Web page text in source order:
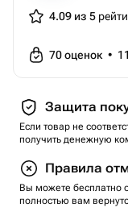
Для заказа
Вы приобретаете
пройти по одному
Агентство
Вид подарка-
Тематика: с
4.09 из 5
70оценок •
Защита
Если товар не
получить денежную
Правила
Вы можете бесплатно
полностью вам